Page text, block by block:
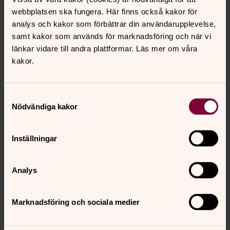
webbplatsen ska fungera. Här finns också kakor för
analys och kakor som förbättrar din användarupplevelse,
samt kakor som används för marknadsföring och när vi
länkar vidare till andra plattformar. Läs mer om våra
kakor.
Nödvändiga kakor
Inställningar
Analys
Marknadsföring och sociala medier
Barn och ungdom
Enviken, Sundborns pastorat
E-post: